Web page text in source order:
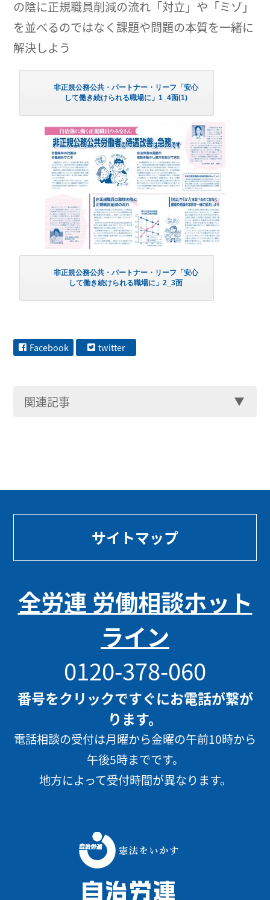
の陰に正規職員削減の流れ「対立」や「ミゾ」
を並べるのではなく課題や問題の本質を一緒に
解決しよう
非正規公務公共・パートナー・リーフ「安心
して働き続けられる職場に」1_4面(1)
非正規公務公共・パートナー・リーフ「安心
して働き続けられる職場に」2_3面
Facebook twitter
関連記事
サイトマップ
全労連 労働相談ホット
ライン
0120-378-060
番号をクリックですぐにお電話が繋が
ります。
電話相談の受付は月曜から金曜の午前10時から
午後5時までです。
地方によって受付時間が異なります。